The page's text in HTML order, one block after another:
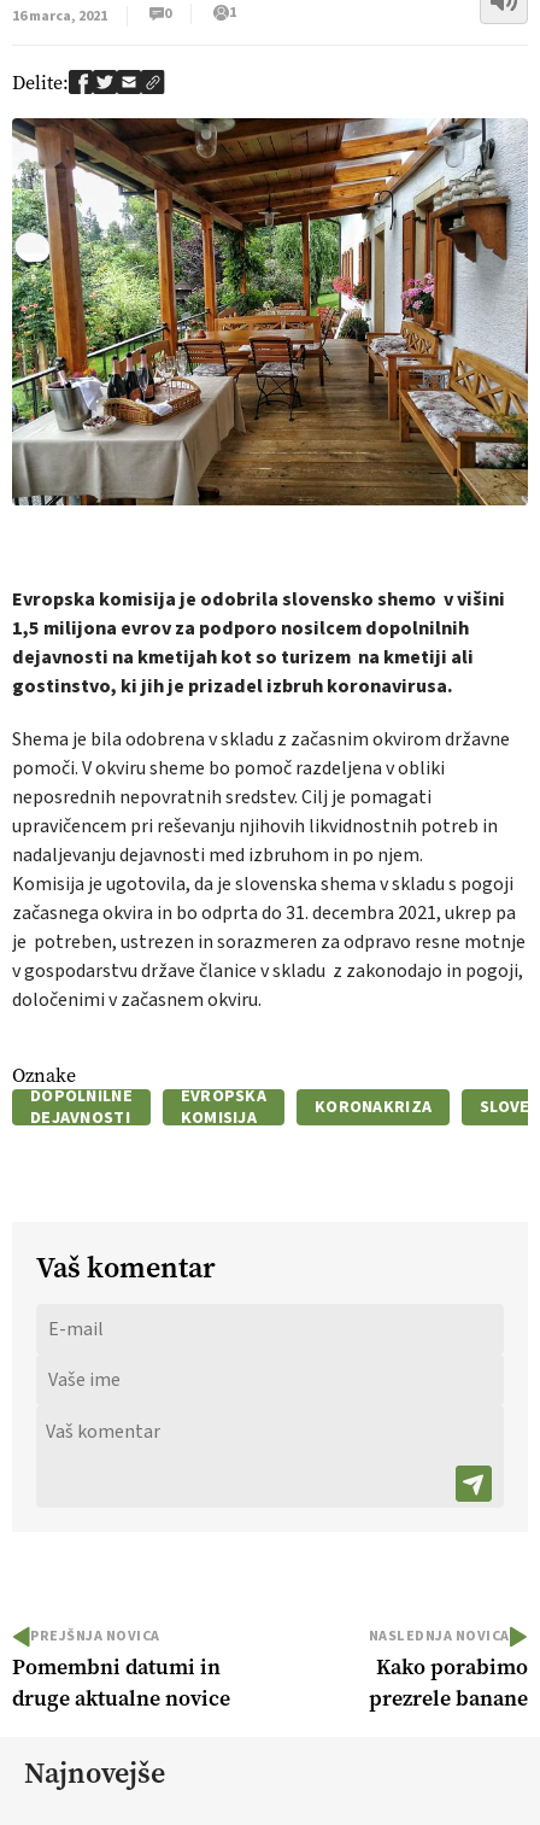
16 marca, 2021
0 1
Delite:
Evropska komisija je odobrila slovensko shemo v višini
1,5 milijona evrov za podporo nosilcem dopolnilnih
dejavnosti na kmetijah kot so turizem na kmetiji ali
gostinstvo, ki jih je prizadel izbruh koronavirusa.
Shema je bila odobrena v skladu z začasnim okvirom državne
pomoči. V okviru sheme bo pomoč razdeljena v obliki
neposrednih nepovratnih sredstev. Cilj je pomagati
upravičencem pri reševanju njihovih likvidnostnih potreb in
nadaljevanju dejavnosti med izbruhom in po njem.
Komisija je ugotovila, da je slovenska shema v skladu s pogoji
začasnega okvira in bo odprta do 31. decembra 2021, ukrep pa
je potreben, ustrezen in sorazmeren za odpravo resne motnje
v gospodarstvu države članice v skladu z zakonodajo in pogoji,
določenimi v začasnem okviru.
Oznake
DOPOLNILNE
DEJAVNOSTI
EVROPSKA
KOMISIJA
KORONAKRIZA
Vaš komentar
PREJŠNJA NOVICA
Pomembni datumi in
druge aktualne novice
NASLEDNJA NOVICA
Kako porabimo
prezrele banane
Najnovejše